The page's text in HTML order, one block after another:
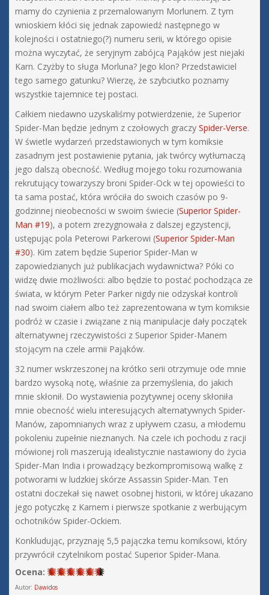
mamy do czynienia z przemalowanym Morlunem. Z tym
wnioskiem kłóci się jednak zapowiedź następnego w
kolejności i ostatniego(?) numeru serii, w którego opisie
można wyczytać, że seryjnym zabójcą Pająków jest niejaki
Karn. Czyżby to sługa Morluna? Jego klon? Przedstawiciel
tego samego gatunku? Wierzę, że szybciutko poznamy
wszystkie tajemnice tej postaci.
Całkiem niedawno uzyskaliśmy potwierdzenie, że Superior
Spider-Man będzie jednym z czołowych graczy Spider-Verse.
W świetle wydarzeń przedstawionych w tym komiksie
zasadnym jest postawienie pytania, jak twórcy wytłumaczą
jego dalszą obecność. Według mojego toku rozumowania
rekrutujący towarzyszy broni Spider-Ock w tej opowieści to
ta sama postać, która wróciła do swoich czasów po 9-
godzinnej nieobecności w swoim świecie (Superior Spider-
Man #19), a potem zrezygnowała z dalszej egzystencji,
ustępując pola Peterowi Parkerowi (Superior Spider-Man
#30). Kim zatem będzie Superior Spider-Man w
zapowiedzianych już publikacjach wydawnictwa? Póki co
widzę dwie możliwości: albo będzie to postać pochodząca ze
świata, w którym Peter Parker nigdy nie odzyskał kontroli
nad swoim ciałem albo też zaprezentowana w tym komiksie
podróż w czasie i związane z nią manipulacje dały początek
alternatywnej rzeczywistości z Superior Spider-Manem
stojącym na czele armii Pająków.
32 numer wskrzeszonej na krótko serii otrzymuje ode mnie
bardzo wysoką notę, właśnie za przemyślenia, do jakich
mnie skłonił. Do wystawienia pozytywnej oceny skłoniła
mnie obecność wielu interesujących alternatywnych Spider-
Manów, zapomnianych wraz z upływem czasu, a młodemu
pokoleniu zupełnie nieznanych. Na czele ich pochodu z racji
mówionej roli maszerują idealistycznie nastawiony do życia
Spider-Man India i prowadzący bezkompromisową walkę z
potworami w ludzkiej skórze Assassin Spider-Man. Ten
ostatni doczekał się nawet osobnej historii, w której ukazano
jego potyczkę z Karnem i pierwsze spotkanie z werbującym
ochotników Spider-Ockiem.
Konkludując, przyznaję 5,5 pajączka temu komiksowi, który
przywrócił czytelnikom postać Superior Spider-Mana.
Ocena:
Autor: Dawidos